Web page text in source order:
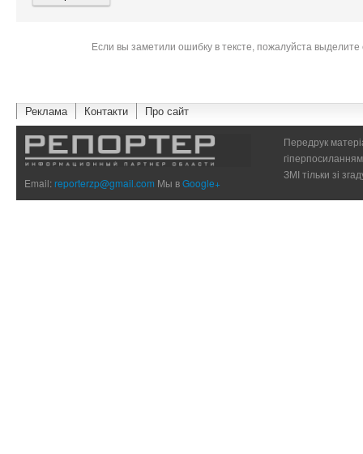
Если вы заметили ошибку в тексте, пожалуйста
Реклама Контакти Про сайт
Email:reporterzp@gmail.com Мы вGoogle+
Передрук
ЗМІ тільки зі